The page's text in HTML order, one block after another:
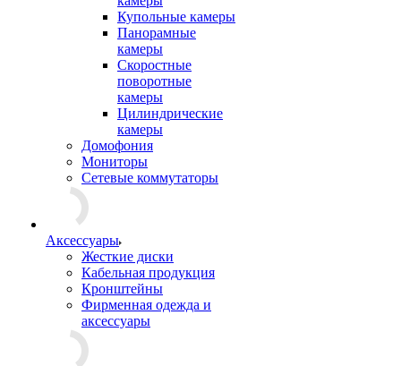
Купольные камеры
Панорамные
камеры
Скоростные
поворотные
камеры
Цилиндрические
камеры
Домофония
Мониторы
Сетевые коммутаторы
Аксессуары
Жесткие диски
Кабельная продукция
Кронштейны
Фирменная одежда и
аксессуары